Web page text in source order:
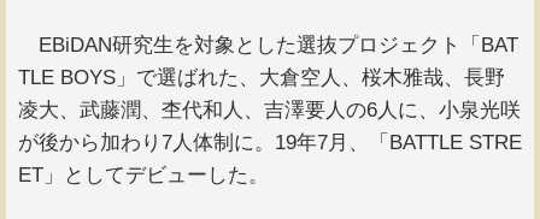
EBiDAN研究生を対象とした選抜プロジェクト「BAT
TLE BOYS」で選ばれた、大倉空人、桜木雅哉、長野
凌大、武藤潤、杢代和人、吉澤要人の6人に、小泉光咲
が後から加わり7人体制に。19年7月、「BATTLE STRE
ET」としてデビューした。